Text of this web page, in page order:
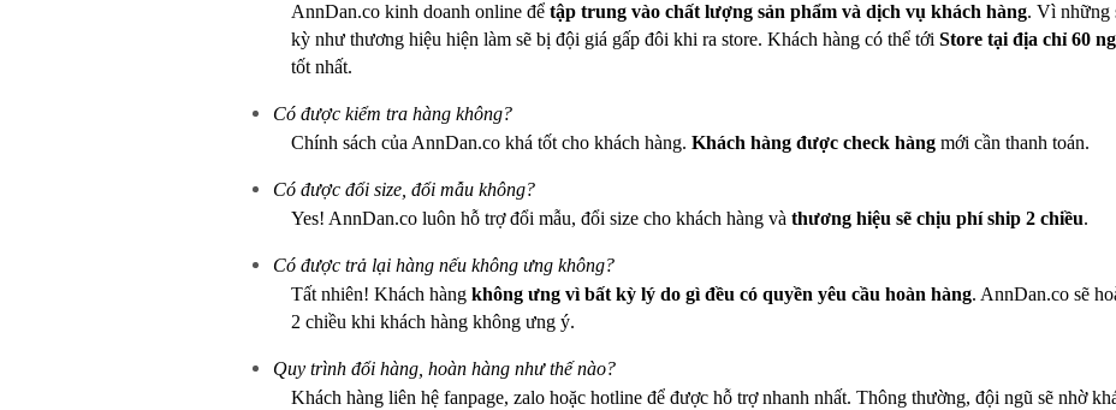
AnnDan.co kinh doanh online để tập trung vào chất lượng sản phẩm và dịch vụ khách hàng. Vì những
kỳ như thương hiệu hiện làm sẽ bị đội giá gấp đôi khi ra store. Khách hàng có thể tới Store tại địa chỉ 60
tốt nhất.
Có được kiểm tra hàng không?
Chính sách của AnnDan.co khá tốt cho khách hàng. Khách hàng được check hàngmới cần thanh toán.
Có được đổi size, đổi mẫu không?
Yes! AnnDan.co luôn hỗ trợ đổi mẫu, đổi size cho khách hàng và thương hiệu sẽ chịu phí ship 2 chiều.
Có được trả lại hàng nếu không ưng không?
Tất nhiên! Khách hàng không ưng vì bất kỳ lý do gì đều có quyền yêu cầu hoàn hàng. AnnDan.co sẽ
2 chiều khi khách hàng không ưng ý.
Quy trình đổi hàng, hoàn hàng như thế nào?
Khách hàng liên hệ fanpage, zalo hoặc hotline để được hỗ trợ nhanh nhất. Thông thường, đội ngũ sẽ nhờ